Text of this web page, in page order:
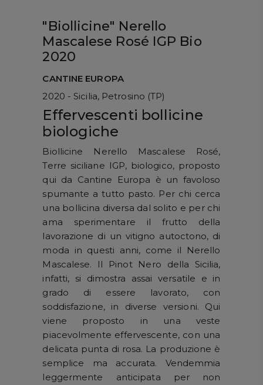
"Biollicine" Nerello
Mascalese Rosé IGP Bio
2020
CANTINE EUROPA
2020 - Sicilia, Petrosino (TP)
Effervescenti bollicine
biologiche
Biollicine Nerello Mascalese Rosé,
Terre siciliane IGP, biologico, proposto
qui da Cantine Europa è un favoloso
spumante a tutto pasto. Per chi cerca
una bollicina diversa dal solito e per chi
ama sperimentare il frutto della
lavorazione di un vitigno autoctono, di
moda in questi anni, come il Nerello
Mascalese. Il Pinot Nero della Sicilia,
infatti, si dimostra assai versatile e in
grado di essere lavorato, con
soddisfazione, in diverse versioni. Qui
viene proposto in una veste
piacevolmente effervescente, con una
delicata punta di rosa. La produzione è
semplice ma accurata. Vendemmia
leggermente anticipata per non